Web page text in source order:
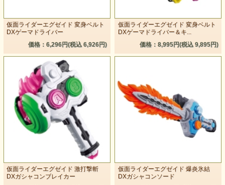
仮面ライダーエグゼイド 変身ベルト
DXゲーマドライバー
価格：6,296円(税込 6,926円)
仮面ライダーエグゼイド 変身ベルト
DXゲーマドライバー＆キ...
価格：8,995円(税込 9,895円)
仮面ライダーエグゼイド 激打撃斬
DXガシャコンブレイカー
仮面ライダーエグゼイド 爆炎氷結
DXガシャコンソード